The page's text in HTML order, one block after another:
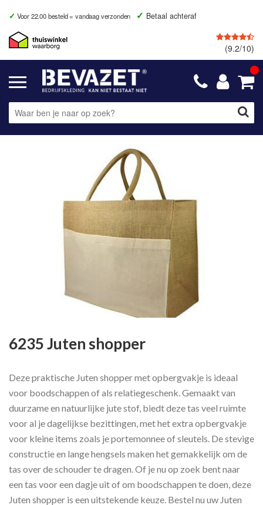
Voor 22.00 besteld = vandaag verzonden Betaal achteraf
(9.2/10)
6235 Juten shopper
Deze praktische Juten shopper met opbergvakje is ideaal
voor boodschappen of als relatiegeschenk. Gemaakt van
duurzame en natuurlijke jute stof, biedt deze tas veel ruimte
voor al je dagelijkse bezittingen, met het extra opbergvakje
voor kleine items zoals je portemonnee of sleutels. De stevige
constructie en lange hengsels maken het gemakkelijk om de
tas over de schouder te dragen. Of je nu op zoek bent naar
een tas voor een dagje uit of om boodschappen te doen, deze
Juten shopper is een uitstekende keuze. Bestel nu uw Juten